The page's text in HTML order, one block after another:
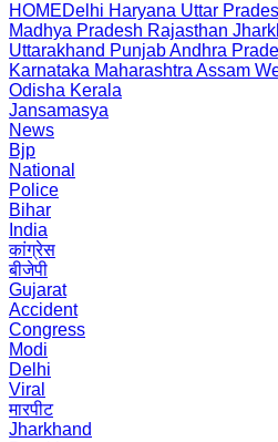
HOMEDelhi Haryana Uttar
Madhya Pradesh Rajasthan
Uttarakhand PunjabAndhra
Karnataka Maharashtra Assam
Odisha Kerala
Jansamasya
News
Bjp
National
Police
Bihar
India
कांग्रेस
बीजेपी
Gujarat
Accident
Congress
Modi
Delhi
Viral
मारपीट
Jharkhand